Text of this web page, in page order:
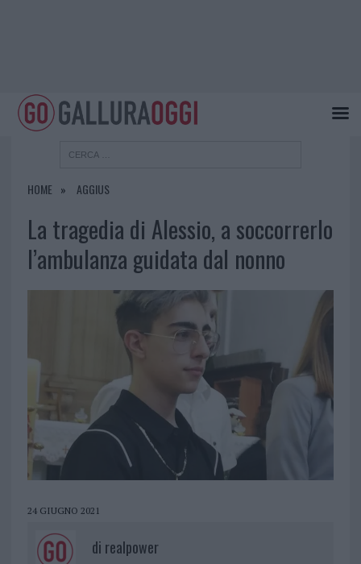
HOME AGGIUS
La tragedia di Alessio, a soccorrerlo
l’ambulanza guidata dal nonno
24 GIUGNO 2021
di realpower